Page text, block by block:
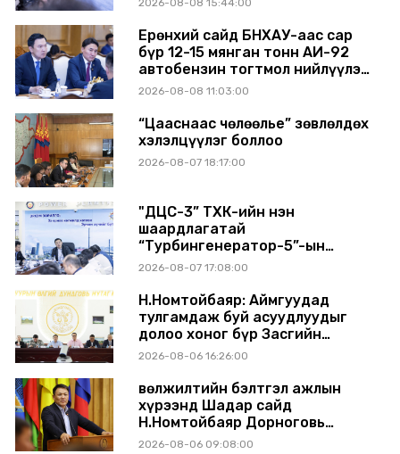
2026-08-08 15:44:00
Ерөнхий сайд БНХАУ-аас сар
бүр 12-15 мянган тонн АИ-92
автобензин тогтмол нийлүүлэх
хүсэлт тавилаа
2026-08-08 11:03:00
“Цааснаас чөлөөлье” зөвлөлдөх
хэлэлцүүлэг боллоо
2026-08-07 18:17:00
"ДЦС-3” ТӨХК-ийн нэн
шаардлагатай
“Турбингенератор-5”-ын
шинэчлэлийн төсвийг
2026-08-07 17:08:00
Н.Номтойбаяр: Аймгуудад
тулгамдаж буй асуудлуудыг
долоо хоног бүр Засгийн
газрын хуралдаанд
2026-08-06 16:26:00
Өвөлжилтийн бэлтгэл ажлын
хүрээнд Шадар сайд
Н.Номтойбаяр Дорноговь
аймагт ажиллав
2026-08-06 09:08:00